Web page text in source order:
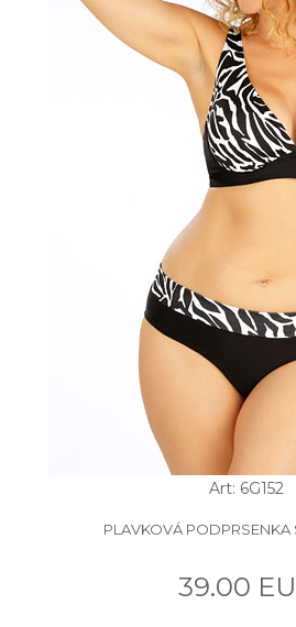
Art: 6G152
PLAVKOVÁ PODPRSENKA
39.00